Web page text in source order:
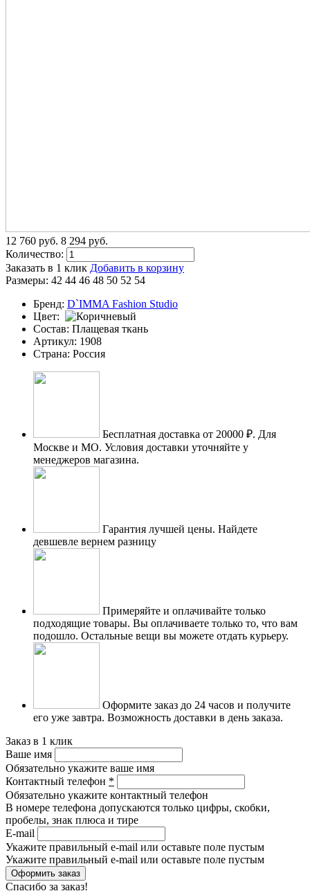
12 760 pуб. 8 294 pуб.
Количество:
Заказать в 1 клик Добавить в корзину
Размеры: 42 44 46 48 50 52 54
Бренд: D`IMMA Fashion Studio
Цвет:
Состав: Плащевая ткань
Артикул: 1908
Страна: Россия
Бесплатная доставка от 20000 ₽. Для
Москве и МО. Условия доставки уточняйте у
менеджеров магазина.
Гарантия лучшей цены. Найдете
девшевле вернем разницу
Примеряйте и оплачивайте только
подходящие товары. Вы оплачиваете только то, что вам
подошло. Остальные вещи вы можете отдать курьеру.
Оформите заказ до 24 часов и получите
его уже завтра. Возможность доставки в день заказа.
Заказ в 1 клик
Ваше имя
Обязательно укажите ваше имя
Контактный телефон *
Обязательно укажите контактный телефон
В номере телефона допускаются только цифры, скобки,
пробелы, знак плюса и тире
E-mail
Укажите правильный e-mail или оставьте поле пустым
Укажите правильный e-mail или оставьте поле пустым
Спасибо за заказ!